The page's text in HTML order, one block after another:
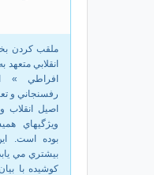
ملقب كردن
انقلابي
افراطي »
رفسنجاني و
اصيل انقلاب
ويژگيهاي
بوده است.
بيشتري مي
كوشيده با